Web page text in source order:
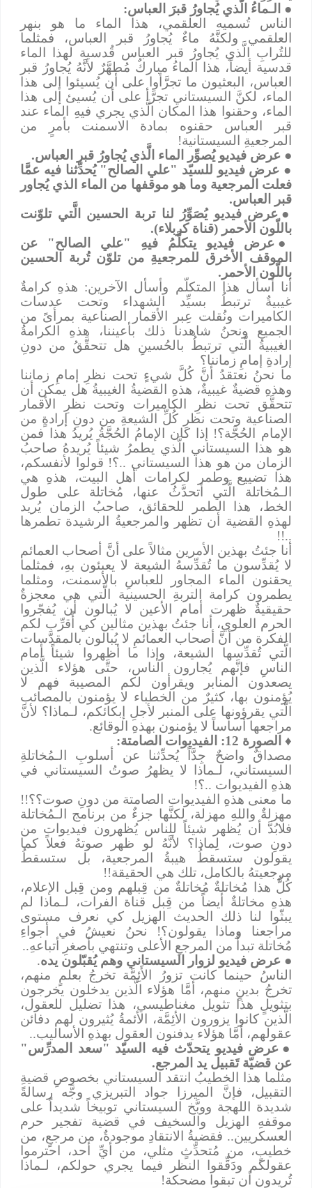
●الـماءُ الَّذي يُجاورُ قبرَ العباس:
الناس تُسميه العلقمي، هذا الماء ما هو بنهر
العلقمي ولكنَّهُ ماءٌ يُجاورُ قبر العباس، فمثلما
للتُرابِ الَّذي يُجاورُ قبر العباس قُدسية لهذا الماء
قدسية أيضاً، هذا الماءُ مباركٌ مُطهَّرٌ لأنَّهُ يُجاورُ قبر
العباس، البعثيون ما تجرَّأوا على أن يُسيئوا إلى هذا
الماء، لكنَّ السيستاني تجرَّأ على أن يُسيئ إلى هذا
الماء، وحقنوا هذا المكان الَّذي يجري فيهِ الماء عند
قبر العباس حقنوه بمادة الاسمنت بأمرٍ من
المرجعيةِ السيستانية!
●عرض فيديو يُصوِّر الماء الَّذي يُجاورُ قبر العباس.
●عرض فيديو للسيّد "علي الصالح" يُحدِّثنا فيه عمَّا
فعلت المرجعية وما هو موقفها منالماء الذي يُجاور
قبر العباس.
●عرض فيديو يُصَوِّرُ لنا تربة الحسين الَّتي تلوّنت
باللّون الأحمر (قناة كربلاء).
●عرض فيديو يتكلَّمُ فيهِ "علي الصالح" عن
الموقف الأخرق للمرجعيةِ من تلوّن تُربة الحسين
باللّون الأحمر.
أنا أسأل هذا المتكلّم وأسأل الآخرين: هذهِ كرامةٌ
غيبيةٌ ترتبطُ بسيِّد الشهداء وتحت عدسات
الكاميرات ونُقلت عِبر الأقمار الصناعية بمرأىً من
الجميع ونحنُ شاهدنا ذلك بأعيننا، هذهِ الكرامةُ
الغيبيةُ الَّتي ترتبطُ بالحُسينِ هل تتحقَّقُ من دونِ
إرادةِ إمامِ زماننا؟
ما نحنُ نعتقدُ أنَّ كُلَّ شيءٍ تحت نظرِ إمامِ زماننا
وهذهِ قضيةٌ غيبيةٌ، هذهِ القضيةُ الغيبيةُ هل يمكن أن
تتحقَّق تحت نظرِ الكاميرات وتحت نظرِ الأقمار
الصناعية وتحت نظرِ كُلِّ الشيعةِ من دونِ إرادةٍ من
الإمام الحُجَّة؟! إذا كان الإمامُ الحُجَّةُ يُريدُ هذا فمن
هو هذا السيستاني الَّذي يطمرُ شيئاً يُريدهُ صاحبُ
الزمان من هو هذا السيستاني ..؟! قولوا لأنفسكم،
هذا تضييع وطمر لكرامات أهل البيت، هذهِ هي
الـمُخاتلة الَّتي أتحدَّثُ عنها، مُخاتلة على طول
الخط، هذا الطمر للحقائق، صاحبُ الزمان يُريد
لهذهِ القضية أن تظهر والمرجعيةُ الرشيدة تطمرها
..!!
أنا جئتُ بهذين الأمرين مثالاً على أنَّ أصحاب العمائم
لا يُقدِّسون ما تُقدِّسهُ الشيعة لا يعبئون بهِ، فمثلما
يحقنون الماء المجاور للعباسِ بالأسمنت، ومثلما
يطمرون كرامة التربةِ الحسينية الَّتي هي معجزةٌ
حقيقيةٌ ظهرت أمام الأعين لا يُبالون أن يُفجّروا
الحرم العلوي، أنا جئتُ بهذين مثالين كي أُقرِّب لكم
الفكرة من أنَّ أصحاب العمائمِ لا يُبالون بالمقدَّسات
الَّتي تُقدِّسها الشيعة، وإذا ما أظهروا شيئاً أمام
الناسِ فإنَّهم يُجارون الناس، حتَّى هؤلاء الَّذين
يصعدون المنابر ويقرأون لكم المصيبة فهم لا
يُؤمنون بها، كثيرٌ من الخطباء لا يؤمنون بالمصائب
الَّتي يقرؤونها على المنبر لأجلِ إبكائكم، لـماذا؟ لأنَّ
مراجعها أساساً لا يؤمنون بهذهِ الوقائع.
♦الصورة 12: الفيديوات الصامتة:
مصداقٌ واضحٌ جِدَّاً يُحدِّثنا عن أسلوبِ الـمُخاتلةِ
السيستاني، لـماذا لا يظهرُ صوتُ السيستاني في
هذهِ الفيديوات ..؟!
ما معنى هذهِ الفيديوات الصامتة من دونِ صوت؟؟!!
مهزلةٌ واللهِ مهزلة، لكنَّها جزءٌ من برنامج الـمُخاتلة
فلابُدَّ أن يُظهر شيئاً للناس يُظهرون فيديوات من
دونِ صوت، لِماذا؟ لأنَّهُ لو ظهر صوتهُ فعلاً كما
يقولون ستسقطُ هيبةُ المرجعية، بل ستسقطُ
مرجعيتهُ بالكامل، تلك هي الحقيقة!!
كُلُّ هذا مُخاتلةٌ مُخاتلةٌ من قِبلهم ومن قِبل الإعلام،
هذهِ مخاتلةٌ أيضاً من قِبل قناة الفرات، لـماذا لم
يبثّوا لنا ذلك الحديث الهزيل كي نعرف مستوى
مراجعنا وماذا يقولون؟! نحنُ نعيشُ في أجواءِ
مُخاتلة تبدأُ من المرجعِ الأعلى وتنتهي بأصغرِ أتباعهِ..
●عرض فيديو لزوار السيستاني وهم يُقبّلون يده.
الناسُ حينما كانت تزورُ الأَئِمَّة تخرجُ بعلمٍ منهم،
تخرجُ بدينٍ منهم، أمَّا هؤلاء الَّذين يدخلون يخرجون
بتثويلٍ هذا تثويل مغناطيسي، هذا تضليل للعقول،
الَّذين كانوا يزورون الأئِمَّة، الأئمةُ يُثيرون لهم دفائن
عقولهم، أمَّا هؤلاء يدفنون العقول بهذهِ الأساليب..
●عرض فيديو يتحدّث فيه السيّد "سعد المدرِّس"
عن قضيّة تَقبيل يد المرجع.
مثلما هذا الخطيبُ انتقد السيستاني بخصوصِ قضيةِ
التقبيل، فإنَّ الميرزا جواد التبريزي وجَّه رسالةً
شديدة اللهجة ووبَّخ السيستاني توبيخاً شديداً على
موقفهِ الهزيل والسخيف في قضية تفجير حرم
العسكريين.. فقضيةُ الانتقادِ موجودةٌ، من مرجعٍ، من
خطيبٍ، من مُتحدِّثٍ مثلي، من أيِّ أحد، احترموا
عقولكم ودَقِّقوا النظر فيما يجري حولكم، لـماذا
تُريدون أن تبقوا مضحكة!